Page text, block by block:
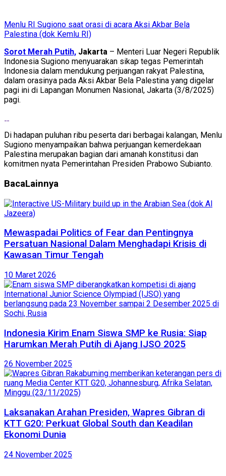
Menlu RI Sugiono saat orasi di acara Aksi Akbar Bela
Palestina (dok Kemlu RI)
Sorot Merah Putih, Jakarta – Menteri Luar Negeri Republik
Indonesia Sugiono menyuarakan sikap tegas Pemerintah
Indonesia dalam mendukung perjuangan rakyat Palestina,
dalam orasinya pada Aksi Akbar Bela Palestina yang digelar
pagi ini di Lapangan Monumen Nasional, Jakarta (3/8/2025)
pagi.
Di hadapan puluhan ribu peserta dari berbagai kalangan, Menlu
Sugiono menyampaikan bahwa perjuangan kemerdekaan
Palestina merupakan bagian dari amanah konstitusi dan
komitmen nyata Pemerintahan Presiden Prabowo Subianto.
BacaLainnya
Mewaspadai Politics of Fear dan Pentingnya
Persatuan Nasional Dalam Menghadapi Krisis di
Kawasan Timur Tengah
10 Maret 2026
Indonesia Kirim Enam Siswa SMP ke Rusia: Siap
Harumkan Merah Putih di Ajang IJSO 2025
26 November 2025
Laksanakan Arahan Presiden, Wapres Gibran di
KTT G20: Perkuat Global South dan Keadilan
Ekonomi Dunia
24 November 2025